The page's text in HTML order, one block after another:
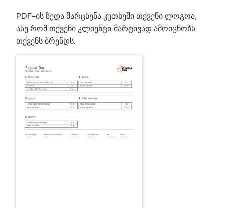
PDF-ის ზედა მარცხენა კუთხეში თქვენი ლოგოა,
ასე რომ თქვენი კლიენტი მარტივად ამოიცნობს
თქვენს ბრენდს.